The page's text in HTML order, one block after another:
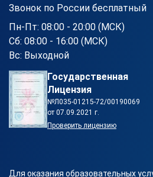
Звонок по России бесплатный
Пн-Пт: 08:00 - 20:00 (МСК)
Сб: 08:00 - 16:00 (МСК)
Вс: Выходной
Государственная
Лицензия
№Л035-01215-72/00190069
от 07.09.2021 г.
Проверить лицензию
Для оказания образовательных